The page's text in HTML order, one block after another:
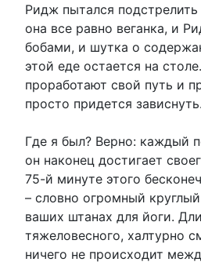
Ридж пытался
она все равно веганка, и
бобами, и шутка о
этой еде остается на
проработают свой путь и
просто придется зависнуть.
Где я был? Верно: каждый
он наконец достигает
75-й минуте этого
– словно огромный
ваших штанах для йоги.
тяжеловесного, халтурно
ничего не происходит